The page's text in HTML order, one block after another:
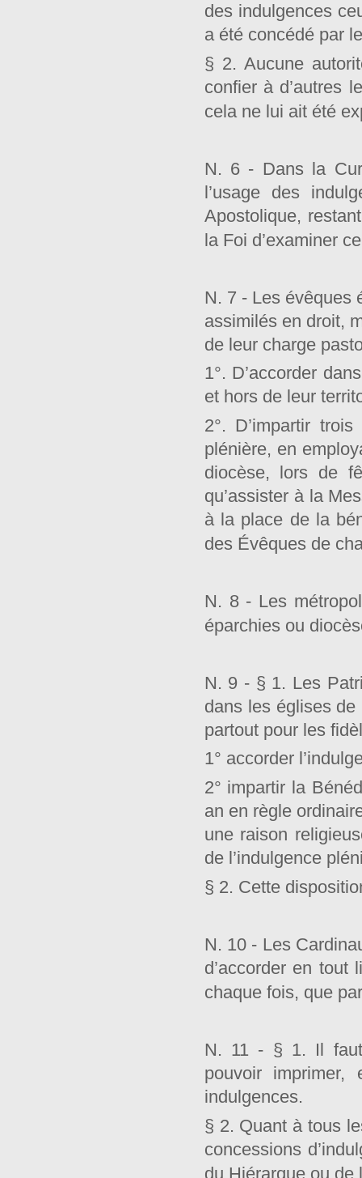
des indulgences
a été concédé par
§ 2. Aucune
confier à d’autres
cela ne lui ait été
N. 6 - Dans la
l’usage des
Apostolique,
la Foi d’examiner
N. 7 - Les évêques
assimilés en droit,
de leur charge
1°. D’accorder
et hors de leur
2°. D’impartir
plénière, en
diocèse, lors de
qu’assister à la
à la place de la
des Évêques de
N. 8 - Les
éparchies ou
N. 9 - § 1. Les
dans les églises
partout pour les
1° accorder
2° impartir la
an en règle
une raison
de l’indulgence
§ 2. Cette
N. 10 - Les
d’accorder en tout
chaque fois, que
N. 11 - § 1. Il faut
pouvoir
indulgences.
§ 2. Quant à tous
concessions
du Hiérarque ou de